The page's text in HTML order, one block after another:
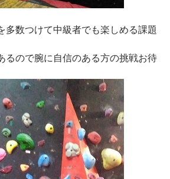
多数つけて中級者でも楽しめる課題
るので腕に自信のある方の挑戦お待